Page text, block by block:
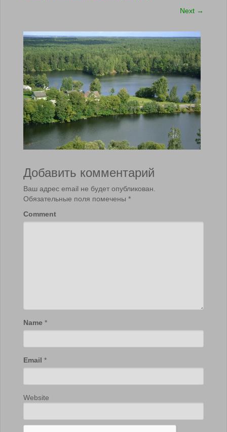
Next →
Добавить комментарий
Ваш адрес email не будет опубликован.
Обязательные поля помечены *
Comment
Name *
Email *
Website